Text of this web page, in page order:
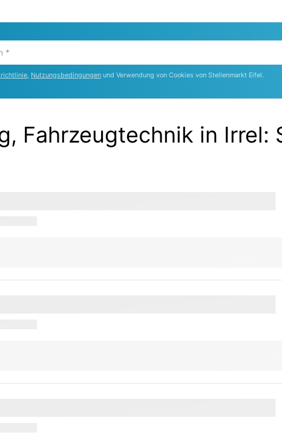
, Nutzungsbedingungen und Verwendung von Cookies von Stellenmarkt Eifel.
Fahrzeugtechnik in Irrel: